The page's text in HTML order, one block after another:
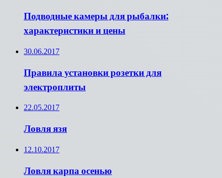
Подводные камеры для рыбалки:
характеристики и цены
30.06.2017
Правила установки розетки для
электроплиты
22.05.2017
Ловля язя
12.10.2017
Ловля карпа осенью